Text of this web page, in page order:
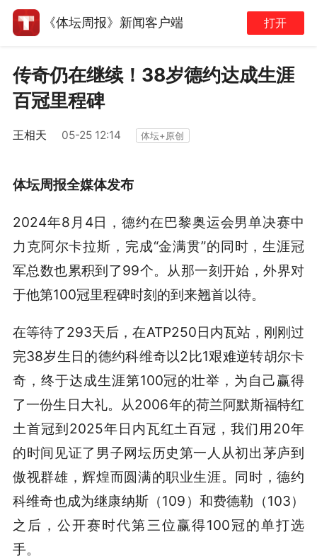
《体坛周报》新闻客户端 打开
传奇仍在继续！38岁德约达成生涯
百冠里程碑
王相天 05-25 12:14 体坛+原创
体坛周报全媒体发布
2024年8月4日，德约在巴黎奥运会男单决赛中
力克阿尔卡拉斯，完成“金满贯”的同时，生涯冠
军总数也累积到了99个。从那一刻开始，外界对
于他第100冠里程碑时刻的到来翘首以待。
在等待了293天后，在ATP250日内瓦站，刚刚过
完38岁生日的德约科维奇以2比1艰难逆转胡尔卡
奇，终于达成生涯第100冠的壮举，为自己赢得
了一份生日大礼。从2006年的荷兰阿默斯福特红
土首冠到2025年日内瓦红土百冠，我们用20年
的时间见证了男子网坛历史第一人从初出茅庐到
傲视群雄，辉煌而圆满的职业生涯。同时，德约
科维奇也成为继康纳斯（109）和费德勒（103）
之后，公开赛时代第三位赢得100冠的单打选
手。